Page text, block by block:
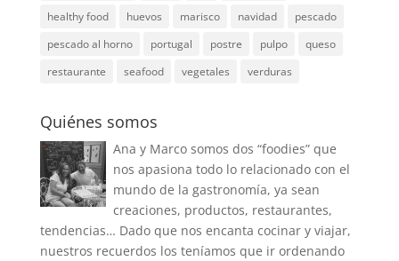
healthy food
huevos marisco navidad
pescado
pescado al horno
portugal postre pulpo
queso
restaurante
seafood vegetales verduras
Quiénes somos
Ana y Marco somos dos “foodies” que
nos apasiona todo lo relacionado con el
mundo de la gastronomía, ya sean
creaciones, productos, restaurantes,
tendencias… Dado que nos encanta cocinar y viajar,
nuestros recuerdos los teníamos que ir ordenando